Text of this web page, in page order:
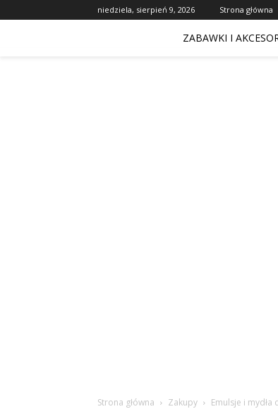
niedziela, sierpień 9, 2026 Strona główna
ZABAWKI I
Strona główna Zakupy Emulsje i